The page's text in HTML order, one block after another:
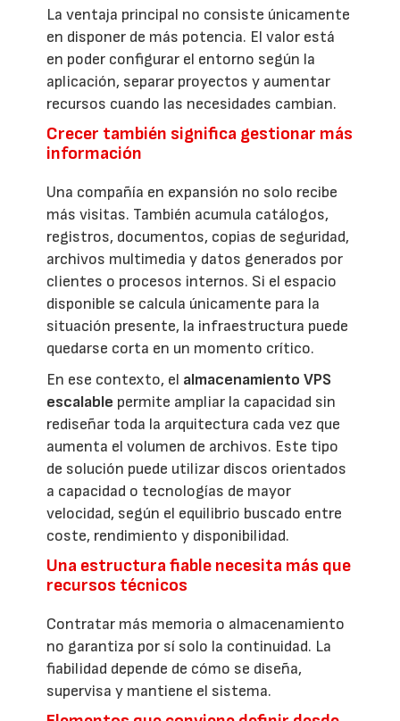
La ventaja principal no consiste únicamente
en disponer de más potencia. El valor está
en poder configurar el entorno según la
aplicación, separar proyectos y aumentar
recursos cuando las necesidades cambian.
Crecer también significa gestionar más
información
Una compañía en expansión no solo recibe
más visitas. También acumula catálogos,
registros, documentos, copias de seguridad,
archivos multimedia y datos generados por
clientes o procesos internos. Si el espacio
disponible se calcula únicamente para la
situación presente, la infraestructura puede
quedarse corta en un momento crítico.
En ese contexto, el almacenamiento VPS
escalable permite ampliar la capacidad sin
rediseñar toda la arquitectura cada vez que
aumenta el volumen de archivos. Este tipo
de solución puede utilizar discos orientados
a capacidad o tecnologías de mayor
velocidad, según el equilibrio buscado entre
coste, rendimiento y disponibilidad.
Una estructura fiable necesita más que
recursos técnicos
Contratar más memoria o almacenamiento
no garantiza por sí solo la continuidad. La
fiabilidad depende de cómo se diseña,
supervisa y mantiene el sistema.